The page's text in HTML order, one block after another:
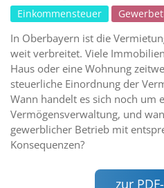
Einkommensteuer
In Oberbayern ist die
weit verbreitet. Viele
Haus oder eine Wohnung
steuerliche Einordnung der
Wann handelt es sich noch um
Vermögensverwaltung, und
gewerblicher Betrieb mit
Konsequenzen?
zur